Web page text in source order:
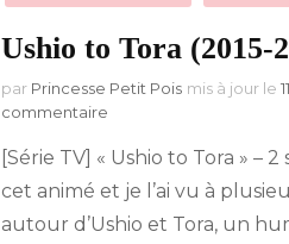
Ushio to Tora (2015-
par Princesse Petit Pois mis à jour le
commentaire
to
Tora
(2015-
2016)
[Série TV] « Ushio to Tora » –
cet animé et je l’ai vu à
autour d’Ushio et Tora, un